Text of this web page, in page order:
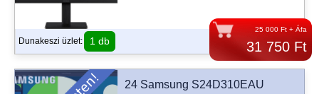
25 000 Ft + Áfa
31 750 Ft
Dunakeszi üzlet: 1 db
24 Samsung S24D310EAU